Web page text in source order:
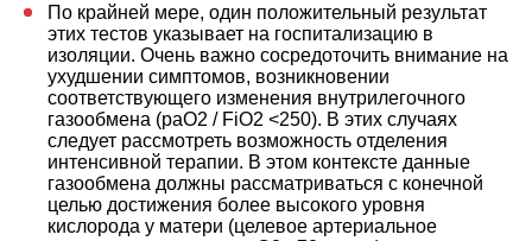
По крайней мере, один положительный результат
этих тестов указывает на госпитализацию в
изоляции. Очень важно сосредоточить внимание на
ухудшении симптомов, возникновении
соответствующего изменения внутрилегочного
газообмена (paO2 / FiO2 <250). В этих случаях
следует рассмотреть возможность отделения
интенсивной терапии. В этом контексте данные
газообмена должны рассматриваться с конечной
целью достижения более высокого уровня
кислорода у матери (целевое артериальное